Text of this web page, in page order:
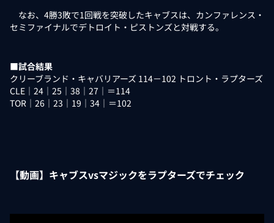
なお、4勝3敗で1回戦を突破したキャブスは、カンファレンス・
セミファイナルでデトロイト・ピストンズと対戦する。
■試合結果
クリーブランド・キャバリアーズ 114－102 トロント・ラプターズ
CLE｜24｜25｜38｜27｜＝114
TOR｜26｜23｜19｜34｜＝102
【動画】キャブスvsマジックをラプターズでチェック